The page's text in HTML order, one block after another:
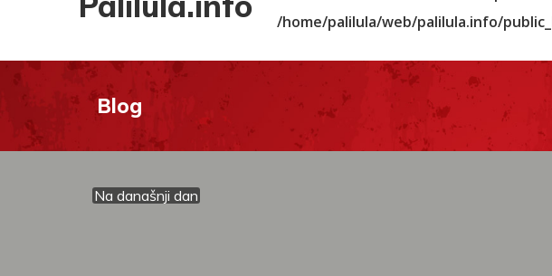
/home/palilula/web/palilula.info/
Blog
Na današnji dan